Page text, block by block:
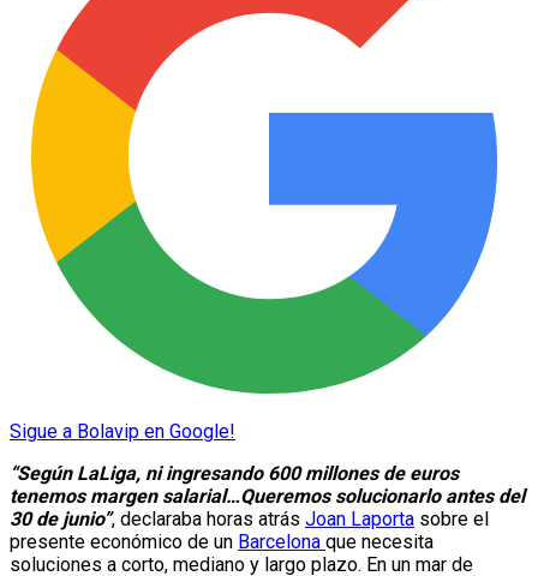
Sigue a Bolavip en Google!
“Según LaLiga, ni ingresando 600 millones de euros
tenemos margen salarial…Queremos solucionarlo antes del
30 de junio”, declaraba horas atrás Joan Laporta sobre el
presente económico de un Barcelona que necesita
soluciones a corto, mediano y largo plazo. En un mar de